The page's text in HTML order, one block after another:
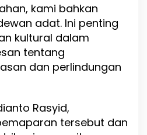
kami bahkan
adat. Ini penting
kultural dalam
tentang
dan perlindungan
Rasyid,
tersebut dan